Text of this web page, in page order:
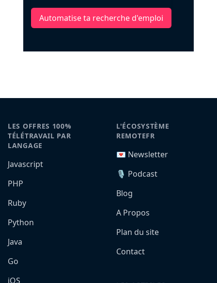
Automatise ta recherche d'emploi
LES OFFRES 100%
TÉLÉTRAVAIL PAR
LANGAGE
Javascript
PHP
Ruby
Python
Java
Go
iOS
L'ÉCOSYSTÈME
REMOTEFR
💌 Newsletter
🎙️ Podcast
Blog
A Propos
Plan du site
Contact